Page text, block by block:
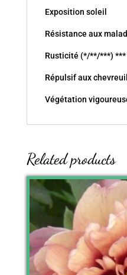
Exposition soleil
Résistance aux
Rusticité (*/**/***) ***
Répulsif aux
Végétation
Related products